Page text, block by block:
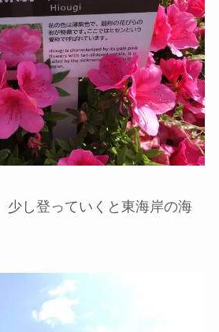
少し登っていくと東海岸の海